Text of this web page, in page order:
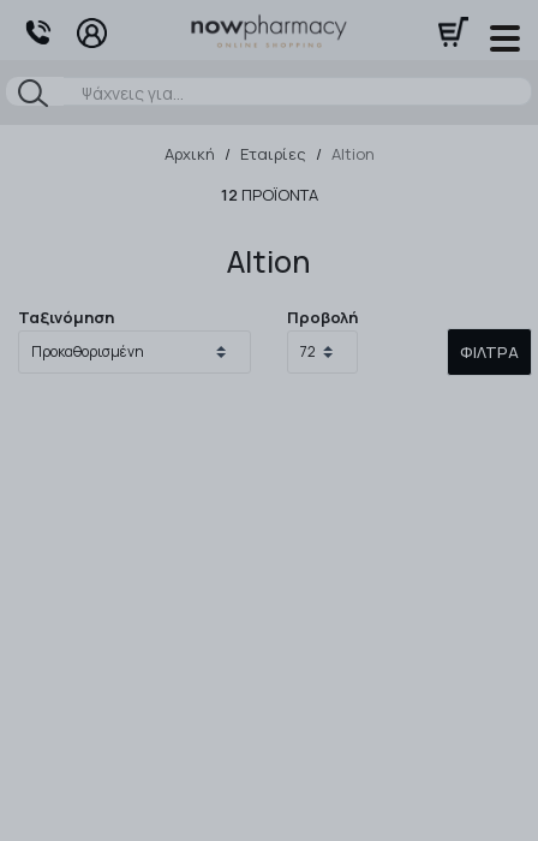
Αναζήτηση
Αρχική / Εταιρίες / Altion
12 ΠΡΟΪΌΝΤΑ
Altion
Ταξινόμηση
Προβολή
ΦΊΛΤΡΑ